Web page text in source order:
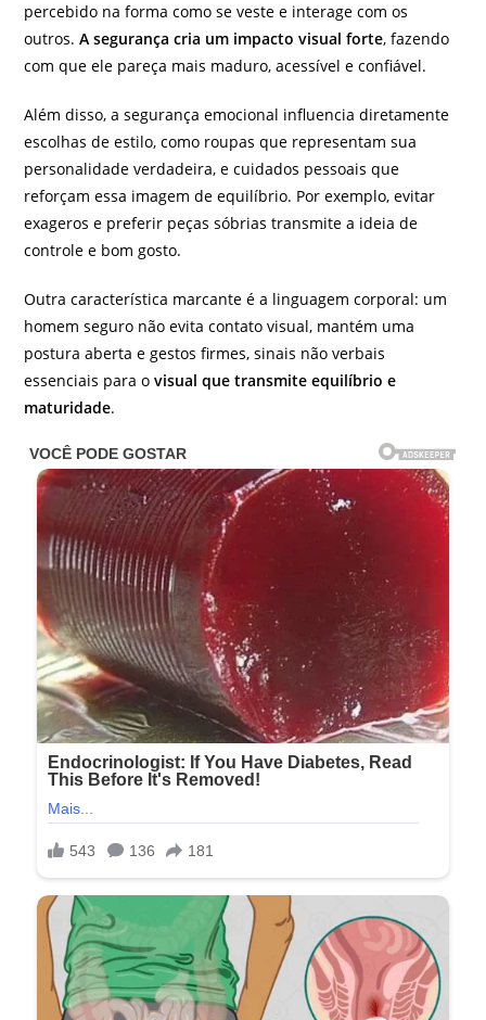
percebido na forma como se veste e interage com os
outros.A segurança cria um impacto visual forte, fazendo
com que ele pareça mais maduro, acessível e confiável.
Além disso, a segurança emocional influencia diretamente
escolhas de estilo, como roupas que representam sua
personalidade verdadeira, e cuidados pessoais que
reforçam essa imagem de equilíbrio. Por exemplo, evitar
exageros e preferir peças sóbrias transmite a ideia de
controle e bom gosto.
Outra característica marcante é a linguagem corporal: um
homem seguro não evita contato visual, mantém uma
postura aberta e gestos firmes, sinais não verbais
essenciais para ovisual que transmite equilíbrio e
maturidade.